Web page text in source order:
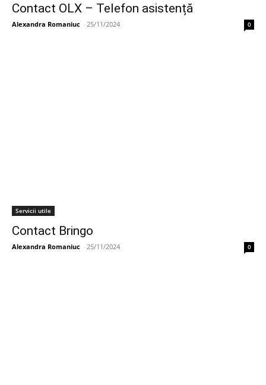
Contact OLX – Telefon asistență
Alexandra Romaniuc - 25/11/2024 0
Servicii utile
Contact Bringo
Alexandra Romaniuc - 25/11/2024 0